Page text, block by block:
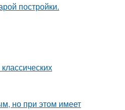
постройки.
но при этом имеет